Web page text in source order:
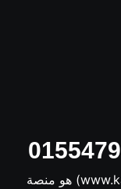
موقع "كفاءات المثالية" (www.kafaat-ksa.vip) هو منصة